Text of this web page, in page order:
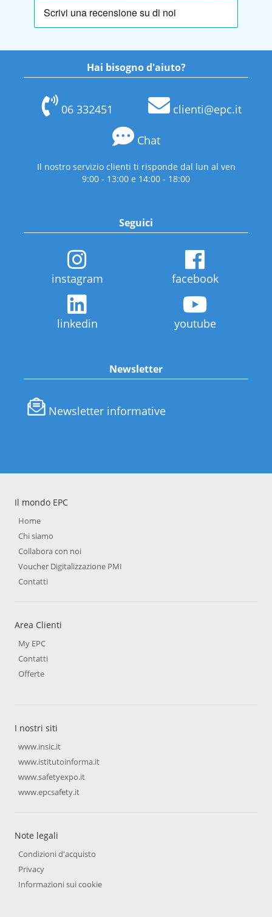
Hai bisogno d'aiuto?
06 332451 clienti@epc.it
Chat
Il nostro servizio clienti ti risponde dal lun al ven
9:00 - 13:00 e 14:00 - 18:00
Seguici
instagram facebook
linkedin youtube
Newsletter
Newsletter informative
Il mondo EPC
Home
Chi siamo
Collabora con noi
Voucher Digitalizzazione PMI
Contatti
Area Clienti
My EPC
Contatti
Offerte
I nostri siti
www.insic.it
www.istitutoinforma.it
www.safetyexpo.it
www.epcsafety.it
Note legali
Condizioni d'acquisto
Privacy
Informazioni sui cookie